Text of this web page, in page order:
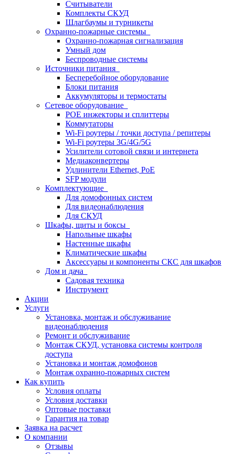
Считыватели
Комплекты СКУД
Шлагбаумы и турникеты
Охранно-пожарные системы
Охранно-пожарная сигнализация
Умный дом
Беспроводные системы
Источники питания
Бесперебойное оборудование
Блоки питания
Аккумуляторы и термостаты
Сетевое оборудование
POE инжекторы и сплиттеры
Коммутаторы
Wi-Fi роутеры / точки доступа / репитеры
Wi-Fi роутеры 3G/4G/5G
Усилители сотовой связи и интернета
Медиаконвертеры
Удлинители Ethernet, PoE
SFP модули
Комплектующие
Для домофонных систем
Для видеонаблюдения
Для СКУД
Шкафы, щиты и боксы
Напольные шкафы
Настенные шкафы
Климатические шкафы
Аксессуары и компоненты СКС для шкафов
Дом и дача
Садовая техника
Инструмент
Акции
Услуги
Установка, монтаж и обслуживание
видеонаблюдения
Ремонт и обслуживание
Монтаж СКУД, установка системы контроля
доступа
Установка и монтаж домофонов
Монтаж охранно-пожарных систем
Как купить
Условия оплаты
Условия доставки
Оптовые поставки
Гарантия на товар
Заявка на расчет
О компании
Отзывы